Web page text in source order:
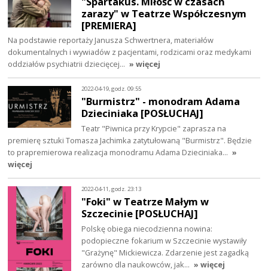
zarazy" w Teatrze Współczesnym
[PREMIERA]
Na podstawie reportaży Janusza Schwertnera, materiałów
dokumentalnych i wywiadów z pacjentami, rodzicami oraz medykami
oddziałów psychiatrii dziecięcej… » więcej
2022-04-19, godz. 09:55
"Burmistrz" - monodram Adama
Dzieciniaka [POSŁUCHAJ]
Teatr "Piwnica przy Krypcie" zaprasza na
premierę sztuki Tomasza Jachimka zatytułowaną "Burmistrz". Będzie
to prapremierowa realizacja monodramu Adama Dzieciniaka… »
więcej
2022-04-11, godz. 23:13
"Foki" w Teatrze Małym w
Szczecinie [POSŁUCHAJ]
Polskę obiega niecodzienna nowina:
podopieczne fokarium w Szczecinie wystawiły
"Grażynę" Mickiewicza. Zdarzenie jest zagadką
zarówno dla naukowców, jak… » więcej